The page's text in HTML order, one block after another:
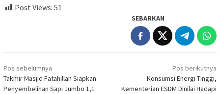
Post Views: 51
SEBARKAN
Navigasi
pos
Pos sebelumnya
Takmir Masjid Fatahillah Siapkan
Penyembelihan Sapi Jumbo 1,1
Pos berikutnya
Konsumsi Energi Tinggi,
Kementerian ESDM Dinilai Hadapi